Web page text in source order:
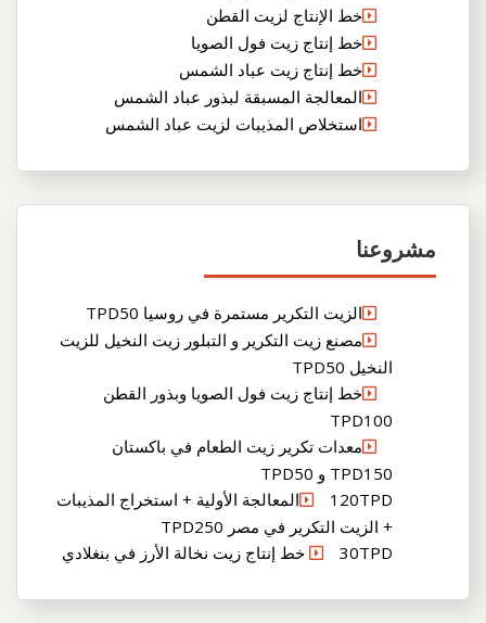
خط الإنتاج لزيت القطن
خط إنتاج زيت فول الصويا
خط إنتاج زيت عباد الشمس
المعالجة المسبقة لبذور عباد الشمس
استخلاص المذيبات لزيت عباد الشمس
مشروعنا
الزيت التكرير مستمرة في روسيا TPD50
مصنع زيت التكرير و التبلور زيت النخيل للزيت
النخيل TPD50
خط إنتاج زيت فول الصويا وبذور القطن
TPD100
معدات تكرير زيت الطعام في باكستان
TPD150 و TPD50
120TPDالمعالجة الأولية + استخراج المذيبات
+ الزيت التكرير في مصر TPD250
30TPD خط إنتاج زيت نخالة الأرز في بنغلادي